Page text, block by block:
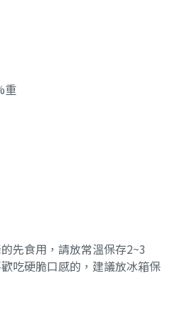
重
先食用，請放常溫保存2~3
吃硬脆口感的，建議放冰箱保